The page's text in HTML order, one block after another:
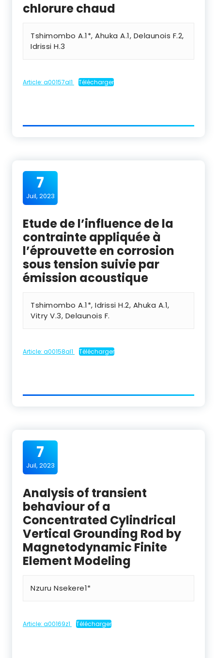
chlorure chaud
Tshimombo A.1*, Ahuka A.1, Delaunois F.2,
Idrissi H.3
Article: a00157al1 Télécharger
7
Juil, 2023
Etude de l’influence de la
contrainte appliquée à
l’éprouvette en corrosion
sous tension suivie par
émission acoustique
Tshimombo A.1*, Idrissi H.2, Ahuka A.1,
Vitry V.3, Delaunois F.
Article: a00158al1 Télécharger
7
Juil, 2023
Analysis of transient
behaviour of a
Concentrated Cylindrical
Vertical Grounding Rod by
Magnetodynamic Finite
Element Modeling
Nzuru Nsekere1*
Article: a00169z1 Télécharger